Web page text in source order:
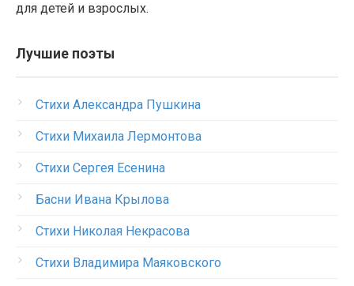
для детей и взрослых.
Лучшие поэты
Стихи Александра Пушкина
Стихи Михаила Лермонтова
Стихи Сергея Есенина
Басни Ивана Крылова
Стихи Николая Некрасова
Стихи Владимира Маяковского